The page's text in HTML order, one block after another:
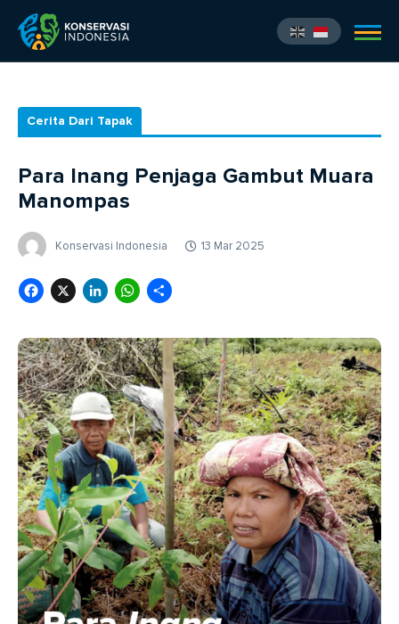
Cerita Dari Tapak
Para Inang Penjaga Gambut Muara
Manompas
Konservasi Indonesia 13 Mar 2025
Facebook
X LinkedInWhatsApp